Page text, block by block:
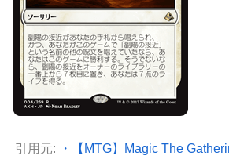
引用元:
・【MTG】Magic The